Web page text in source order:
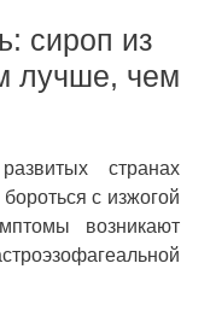
сироп из
лучше, чем
странах
с изжогой
возникают